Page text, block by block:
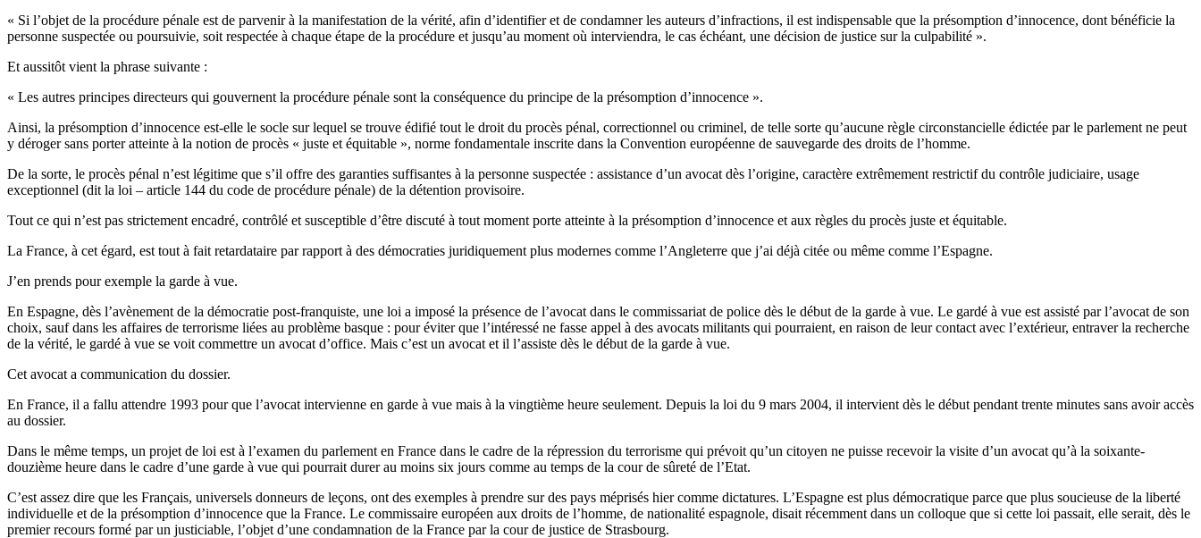
« Si l’objet de la procédure pénale est de parvenir à la manifestation de la vérité, afin d’identifier et de condamner les auteurs d’infractions, il est indispensable que la présomption d’innocence, dont bénéficie la
personne suspectée ou poursuivie, soit respectée à chaque étape de la procédure et jusqu’au moment où interviendra, le cas échéant, une décision de justice sur la culpabilité ».
Et aussitôt vient la phrase suivante :
« Les autres principes directeurs qui gouvernent la procédure pénale sont la conséquence du principe de la présomption d’innocence ».
Ainsi, la présomption d’innocence est-elle le socle sur lequel se trouve édifié tout le droit du procès pénal, correctionnel ou criminel, de telle sorte qu’aucune règle circonstancielle édictée par le parlement ne peut
y déroger sans porter atteinte à la notion de procès « juste et équitable », norme fondamentale inscrite dans la Convention européenne de sauvegarde des droits de l’homme.
De la sorte, le procès pénal n’est légitime que s’il offre des garanties suffisantes à la personne suspectée : assistance d’un avocat dès l’origine, caractère extrêmement restrictif du contrôle judiciaire, usage
exceptionnel (dit la loi – article 144 du code de procédure pénale) de la détention provisoire.
Tout ce qui n’est pas strictement encadré, contrôlé et susceptible d’être discuté à tout moment porte atteinte à la présomption d’innocence et aux règles du procès juste et équitable.
La France, à cet égard, est tout à fait retardataire par rapport à des démocraties juridiquement plus modernes comme l’Angleterre que j’ai déjà citée ou même comme l’Espagne.
J’en prends pour exemple la garde à vue.
En Espagne, dès l’avènement de la démocratie post-franquiste, une loi a imposé la présence de l’avocat dans le commissariat de police dès le début de la garde à vue. Le gardé à vue est assisté par l’avocat de son
choix, sauf dans les affaires de terrorisme liées au problème basque : pour éviter que l’intéressé ne fasse appel à des avocats militants qui pourraient, en raison de leur contact avec l’extérieur, entraver la recherche
de la vérité, le gardé à vue se voit commettre un avocat d’office. Mais c’est un avocat et il l’assiste dès le début de la garde à vue.
Cet avocat a communication du dossier.
En France, il a fallu attendre 1993 pour que l’avocat intervienne en garde à vue mais à la vingtième heure seulement. Depuis la loi du 9 mars 2004, il intervient dès le début pendant trente minutes sans avoir accès
au dossier.
Dans le même temps, un projet de loi est à l’examen du parlement en France dans le cadre de la répression du terrorisme qui prévoit qu’un citoyen ne puisse recevoir la visite d’un avocat qu’à la soixante-
douzième heure dans le cadre d’une garde à vue qui pourrait durer au moins six jours comme au temps de la cour de sûreté de l’Etat.
C’est assez dire que les Français, universels donneurs de leçons, ont des exemples à prendre sur des pays méprisés hier comme dictatures. L’Espagne est plus démocratique parce que plus soucieuse de la liberté
individuelle et de la présomption d’innocence que la France. Le commissaire européen aux droits de l’homme, de nationalité espagnole, disait récemment dans un colloque que si cette loi passait, elle serait, dès le
premier recours formé par un justiciable, l’objet d’une condamnation de la France par la cour de justice de Strasbourg.